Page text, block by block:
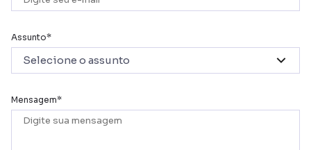
Assunto
Selecione o assunto
Mensagem